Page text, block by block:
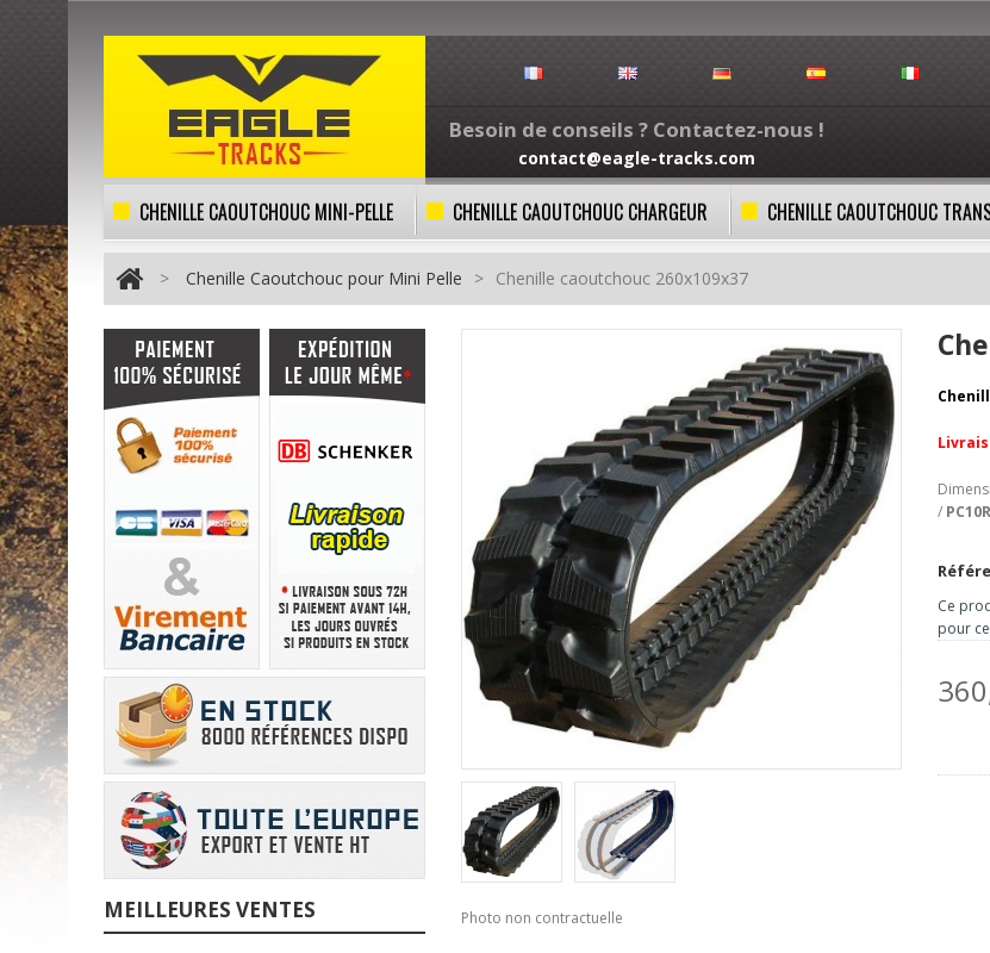
CHENILLE CAOUTCHOUC MINI-PELLE CHENILLE CAOUTCHOUC CHARGEUR CHENILLE CAOUTCHOUC
Besoin de conseils ? Contactez-nous !
contact@eagle-tracks.com
> Chenille Caoutchouc pour Mini Pelle > Chenille caoutchouc 260x109x37
MEILLEURES VENTES Photo non contractuelle
/
Ce
pour